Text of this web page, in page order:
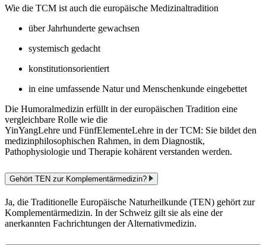
Wie die TCM ist auch die europäische Medizinaltradition
über Jahrhunderte gewachsen
systemisch gedacht
konstitutionsorientiert
in eine umfassende Natur und Menschenkunde eingebettet
Die Humoralmedizin erfüllt in der europäischen Tradition eine
vergleichbare Rolle wie die
YinYangLehre und FünfElementeLehre in der TCM: Sie bildet den
medizinphilosophischen Rahmen, in dem Diagnostik,
Pathophysiologie und Therapie kohärent verstanden werden.
Gehört TEN zur Komplementärmedizin?
Ja, die Traditionelle Europäische Naturheilkunde (TEN) gehört zur
Komplementärmedizin. In der Schweiz gilt sie als eine der
anerkannten Fachrichtungen der Alternativmedizin.